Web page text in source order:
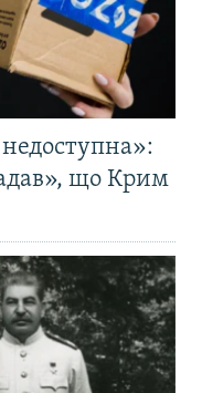
недоступна»:
що Крим